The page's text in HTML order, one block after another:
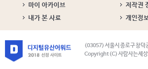
마이 아카이브
저작권
내가 본 사료 개인정
(03057) 서울시 종로구 창덕
Copyright (C) 사람사는세